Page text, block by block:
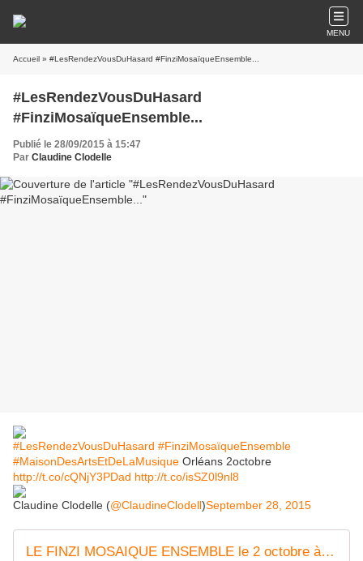
MENU
Accueil » #LesRendezVousDuHasard #FinziMosaïqueEnsemble​...
#LesRendezVousDuHasard
#FinziMosaïqueEnsemble​...
Publié le 28/09/2015 à 15:47
Par Claudine Clodelle
#LesRendezVousDuHasard #FinziMosaïqueEnsemble
#MaisonDesArtsEtDeLaMusique Orléans​ 2octobre
http://t.co/cQNjY3PDad http://t.co/isSZ0l9nl8
Claudine Clodelle (@ClaudineClodell)September 28, 2015
LE FINZI MOSAIQUE ENSEMBLE le 2 octobre à la Maison des Arts et de la Musique d'Orléans - VIVRE AUTREMENT VOS LOISIRS avec Clodelle